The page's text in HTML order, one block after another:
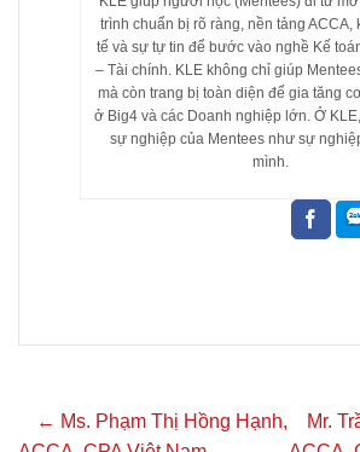
trình chuẩn bị rõ ràng, nền tảng ACCA,
tế và sự tự tin để bước vào nghề Kế
– Tài chính. KLE không chỉ giúp
mà còn trang bị toàn diện để gia tăng
ở Big4 và các Doanh nghiệp lớn. Ở
sự nghiệp của Mentees như sự
mình.
← Ms. Phạm Thị Hồng Hạnh,
Mr.